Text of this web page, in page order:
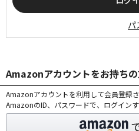
パ
Amazonアカウントをお持ち
Amazonアカウントを利用して会員登録さ
AmazonのID、パスワードで、ログインす